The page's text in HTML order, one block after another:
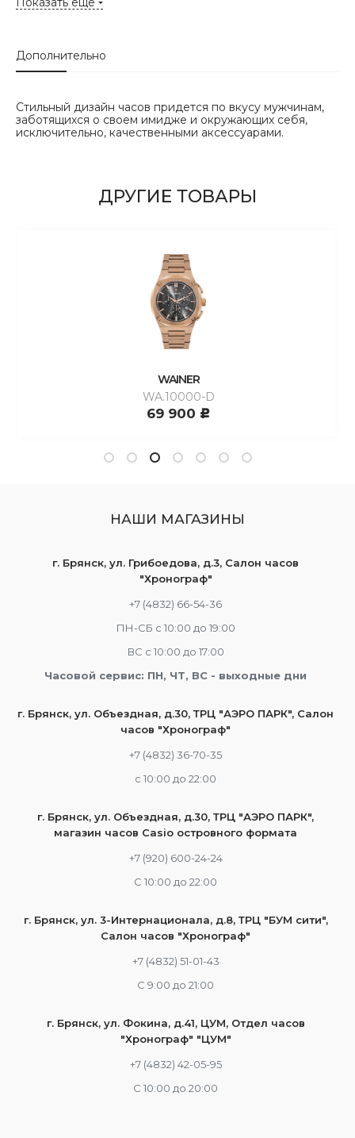
Дополнительно
Стильный дизайн часов придется по вкусу мужчинам,
заботящихся о своем имидже и окружающих себя,
исключительно, качественными аксессуарами.
ДРУГИЕ ТОВАРЫ
WAINER
WA.10000-D
69 900 c
НАШИ МАГАЗИНЫ
г. Брянск, ул. Грибоедова, д.3, Салон часов
"Хронограф"
+7 (4832) 66-54-36
ПН-СБ с 10:00 до 19:00
ВС с 10:00 до 17:00
Часовой сервис: ПН, ЧТ, ВС - выходные дни
г. Брянск, ул. Объездная, д.30, ТРЦ "АЭРО ПАРК", Салон
часов "Хронограф"
+7 (4832) 36-70-35
c 10:00 до 22:00
г. Брянск, ул. Объездная, д.30, ТРЦ "АЭРО ПАРК",
магазин часов Casio островного формата
+7 (920) 600-24-24
С 10:00 до 22:00
г. Брянск, ул. 3-Интернационала, д.8, ТРЦ "БУМ сити",
Салон часов "Хронограф"
+7 (4832) 51-01-43
С 9:00 до 21:00
г. Брянск, ул. Фокина, д.41, ЦУМ, Отдел часов
"Хронограф" "ЦУМ"
+7 (4832) 42-05-95
С 10:00 до 20:00